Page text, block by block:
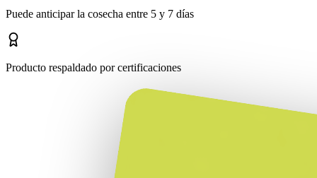
Puede anticipar la cosecha entre 5 y 7 días
Producto respaldado por certificaciones